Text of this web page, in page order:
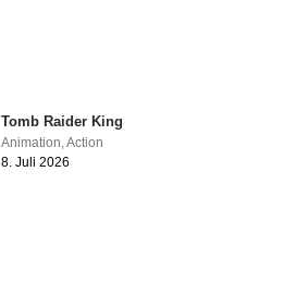
Tomb Raider King
Animation,Action
8. Juli 2026